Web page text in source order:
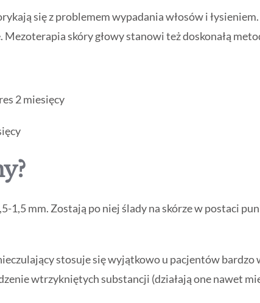
się z problemem wypadania włosów i
skóry głowy stanowi też doskonałą
2 miesięcy
1,5 mm. Zostają po niej ślady na skórze w postaci
stosuje się wyjątkowo u pacjentów
wtrzykniętych substancji (działają one nawet